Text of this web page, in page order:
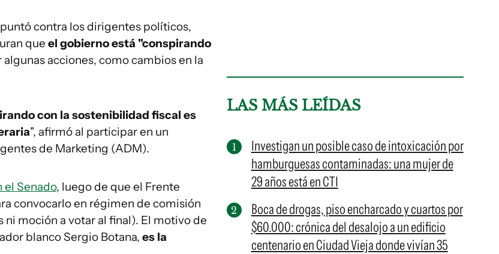
contra los dirigentes políticos,
que el gobierno está "conspirando
acciones, como cambios en la
con la sostenibilidad fiscal es
", afirmó al participar en un
de Marketing (ADM).
el Senado, luego de que el Frente
convocarlo en régimen de comisión
moción a votar al final). El motivo de
blanco Sergio Botana, es la
LAS MÁS LEÍDAS
Investigan un posible caso de intoxicación por
hamburguesas contaminadas: una mujer de
29 años está en CTI
Boca de drogas, piso encharcado y cuartos por
$60.000: crónica del desalojo a un edificio
centenario en Ciudad Vieja donde vivían 35